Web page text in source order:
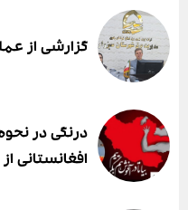
گزارشی از
درنگی در
افغانستانی از